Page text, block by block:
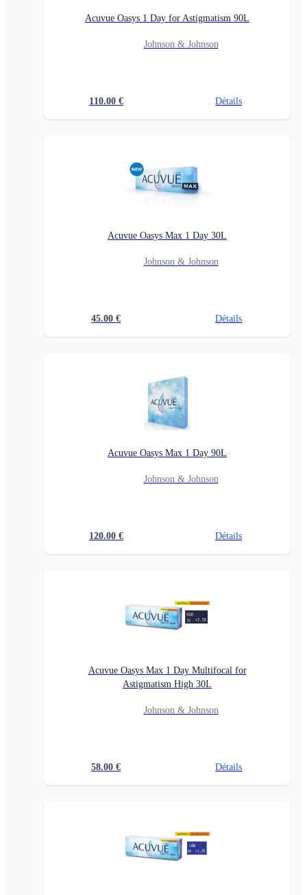
Acuvue Oasys 1 Day for Astigmatism 90L
Johnson & Johnson
110.00 € Détails
Acuvue Oasys Max 1 Day 30L
Johnson & Johnson
45.00 € Détails
Acuvue Oasys Max 1 Day 90L
Johnson & Johnson
120.00 € Détails
Acuvue Oasys Max 1 Day Multifocal for
Astigmatism High 30L
Johnson & Johnson
58.00 € Détails